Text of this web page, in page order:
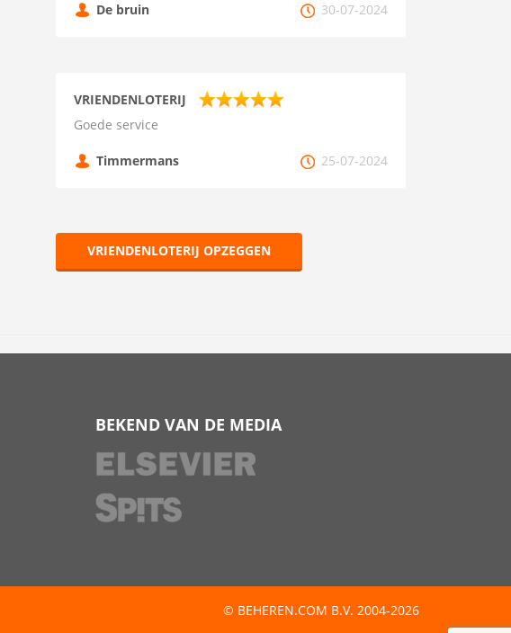
De bruin 30-07-2024
VRIENDENLOTERIJ
Goede service
Timmermans 25-07-2024
VRIENDENLOTERIJ OPZEGGEN
BEKEND VAN DE MEDIA
© BEHEREN.COM B.V. 2004-2026